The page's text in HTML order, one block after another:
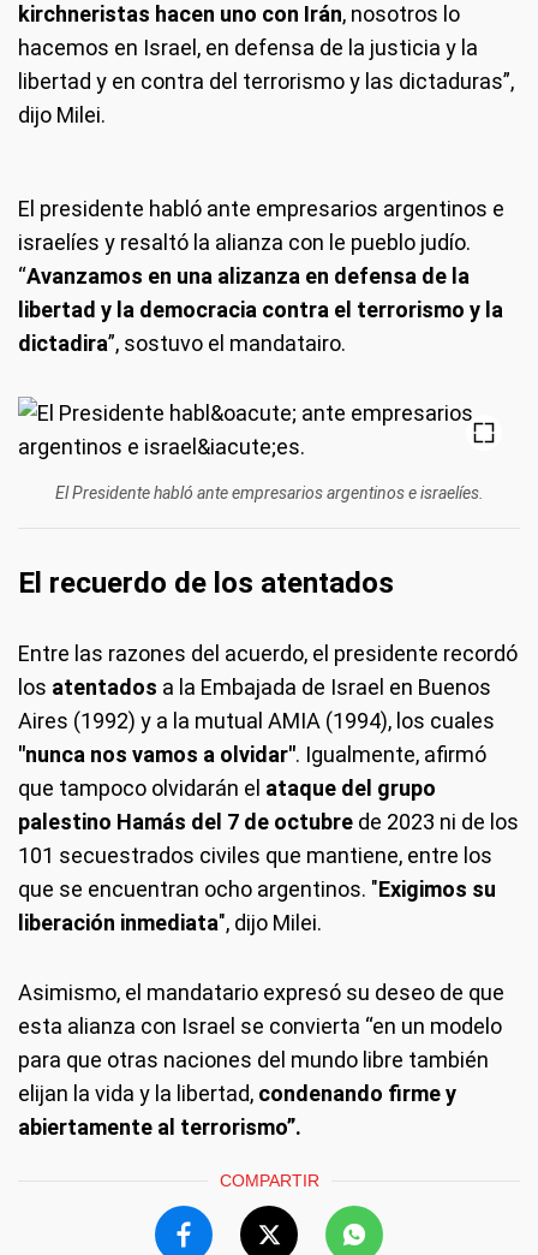
kirchneristas hacen uno con Irán, nosotros lo
hacemos en Israel, en defensa de la justicia y la
libertad y en contra del terrorismo y las dictaduras”,
dijo Milei.
El presidente habló ante empresarios argentinos e
israelíes y resaltó la alianza con le pueblo judío.
“Avanzamos en una alizanza en defensa de la
libertad y la democracia contra el terrorismo y la
dictadira”, sostuvo el mandatairo.
El Presidente habló ante empresarios argentinos e israelíes.
El recuerdo de los atentados
Entre las razones del acuerdo, el presidente recordó
los atentados a la Embajada de Israel en Buenos
Aires (1992) y a la mutual AMIA (1994), los cuales
"nunca nos vamos a olvidar". Igualmente, afirmó
que tampoco olvidarán el ataque del grupo
palestino Hamás del 7 de octubre de 2023 ni de los
101 secuestrados civiles que mantiene, entre los
que se encuentran ocho argentinos. "Exigimos su
liberación inmediata", dijo Milei.
Asimismo, el mandatario expresó su deseo de que
esta alianza con Israel se convierta “en un modelo
para que otras naciones del mundo libre también
elijan la vida y la libertad, condenando firme y
abiertamente al terrorismo”.
COMPARTIR